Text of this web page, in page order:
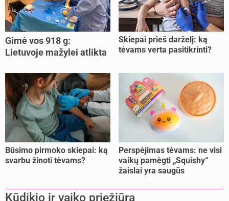
Gimė vos 918 g:
Lietuvoje mažylei atlikta
Skiepai prieš darželį: ką
tėvams verta pasitikrinti?
Būsimo pirmoko skiepai: ką
svarbu žinoti tėvams?
Perspėjimas tėvams: ne visi
vaikų pamėgti „Squishy“
žaislai yra saugūs
Kūdikio ir vaiko priežiūra